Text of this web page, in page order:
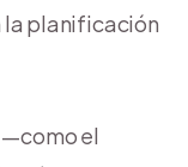
la planificación
el